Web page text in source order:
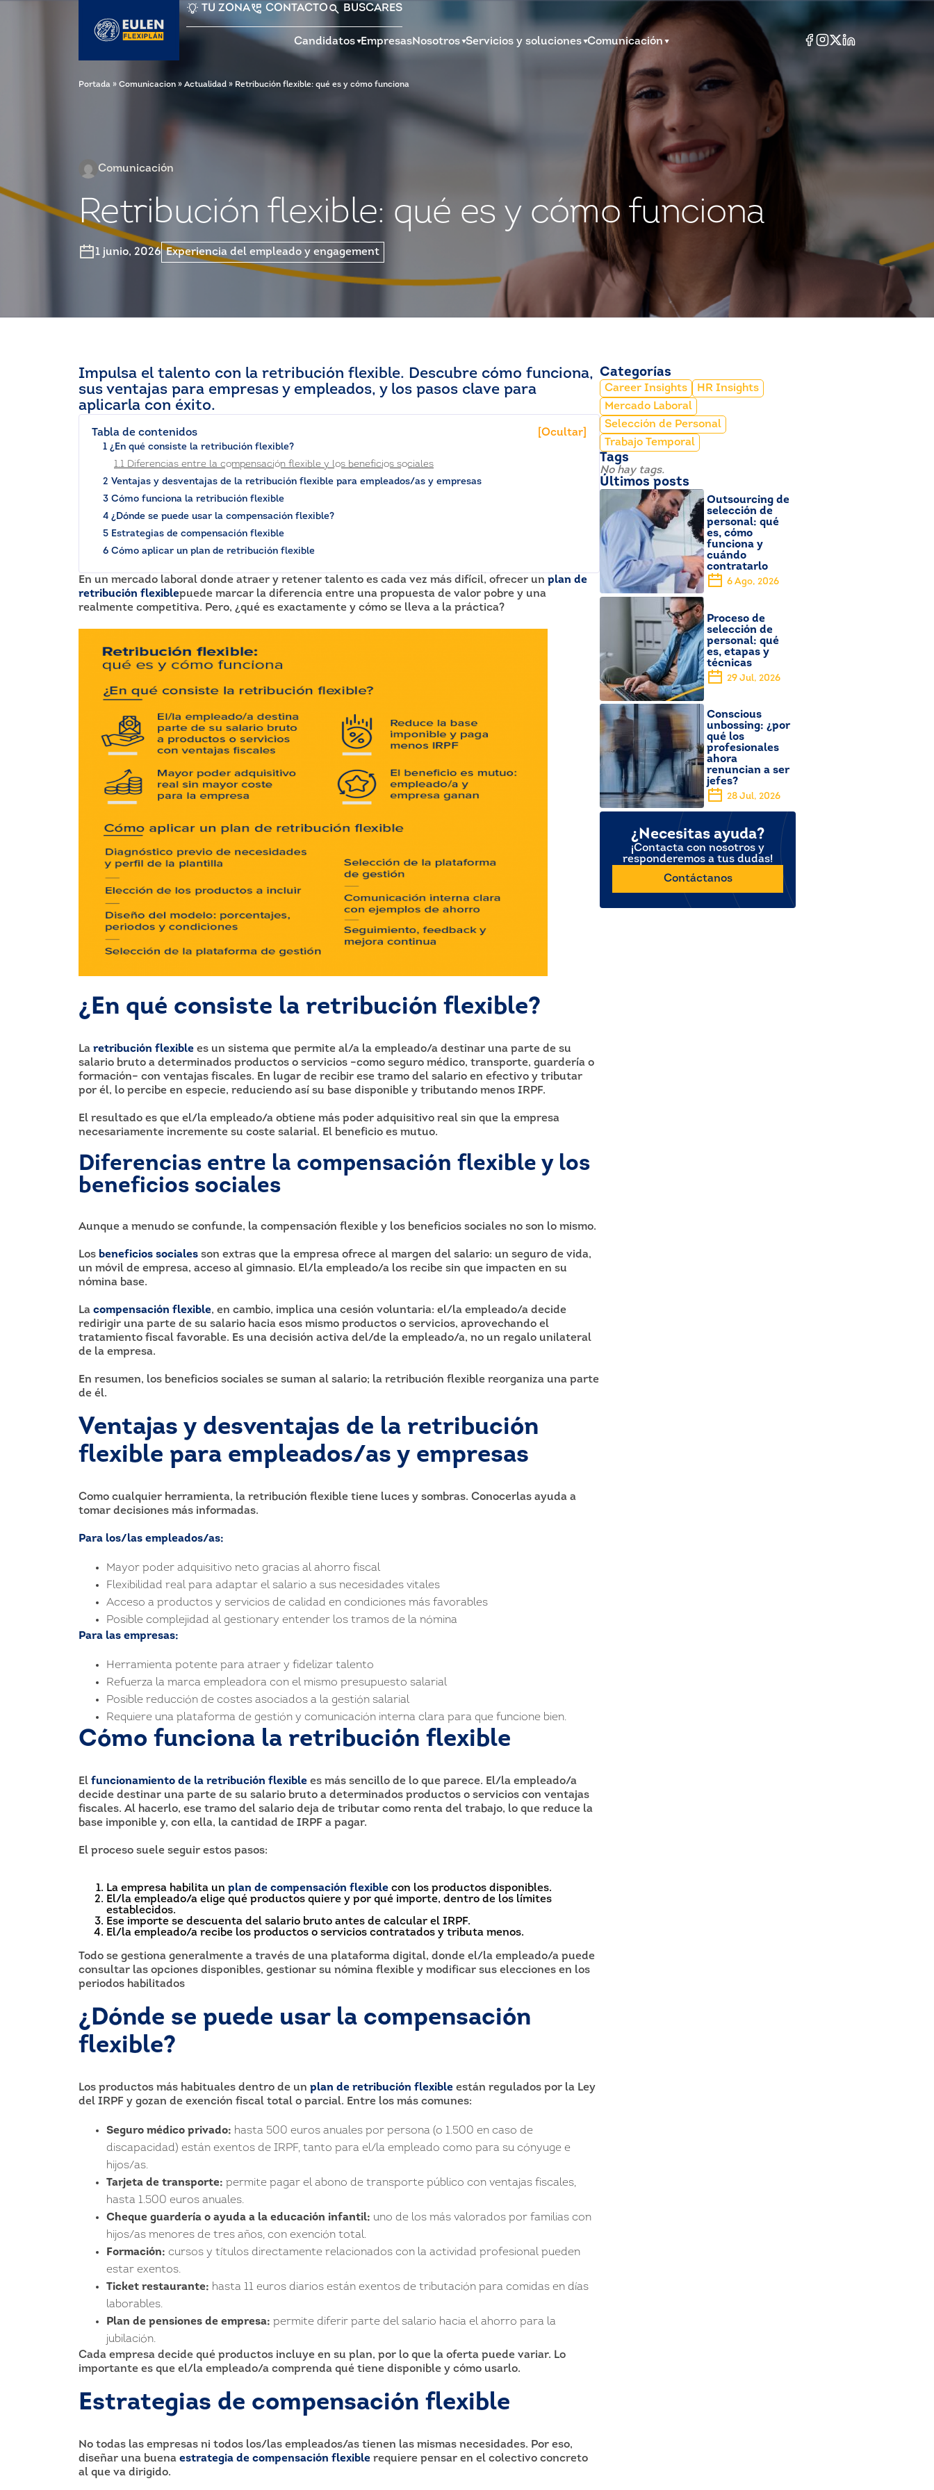
TU ZONA CONTACTO BUSCARES
Candidatos EmpresasNosotros Servicios y soluciones Comunicación
Portada » Comunicacion » Actualidad » Retribución flexible: qué es y cómo funciona
Comunicación
Retribución flexible: qué es y cómo funciona
1 junio, 2026 Experiencia del empleado y engagement
Impulsa el talento con la retribución flexible. Descubre cómo funciona,
sus ventajas para empresas y empleados, y los pasos clave para
aplicarla con éxito.
Tabla de contenidos [Ocultar]
1 ¿En qué consiste la retribución flexible?
1.1 Diferencias entre la compensación flexible y los beneficios sociales
2 Ventajas y desventajas de la retribución flexible para empleados/as y empresas
3 Cómo funciona la retribución flexible
4 ¿Dónde se puede usar la compensación flexible?
5 Estrategias de compensación flexible
6 Cómo aplicar un plan de retribución flexible
En un mercado laboral donde atraer y retener talento es cada vez más difícil, ofrecer un plan de
retribución flexiblepuede marcar la diferencia entre una propuesta de valor pobre y una
realmente competitiva. Pero, ¿qué es exactamente y cómo se lleva a la práctica?
¿En qué consiste la retribución flexible?
La retribución flexible es un sistema que permite al/a la empleado/a destinar una parte de su
salario bruto a determinados productos o servicios –como seguro médico, transporte, guardería o
formación– con ventajas fiscales. En lugar de recibir ese tramo del salario en efectivo y tributar
por él, lo percibe en especie, reduciendo así su base disponible y tributando menos IRPF.
El resultado es que el/la empleado/a obtiene más poder adquisitivo real sin que la empresa
necesariamente incremente su coste salarial. El beneficio es mutuo.
Diferencias entre la compensación flexible y los
beneficios sociales
Aunque a menudo se confunde, la compensación flexible y los beneficios sociales no son lo mismo.
Los beneficios sociales son extras que la empresa ofrece al margen del salario: un seguro de vida,
un móvil de empresa, acceso al gimnasio. El/la empleado/a los recibe sin que impacten en su
nómina base.
La compensación flexible, en cambio, implica una cesión voluntaria: el/la empleado/a decide
redirigir una parte de su salario hacia esos mismo productos o servicios, aprovechando el
tratamiento fiscal favorable. Es una decisión activa del/de la empleado/a, no un regalo unilateral
de la empresa.
En resumen, los beneficios sociales se suman al salario; la retribución flexible reorganiza una parte
de él.
Ventajas y desventajas de la retribución
flexible para empleados/as y empresas
Como cualquier herramienta, la retribución flexible tiene luces y sombras. Conocerlas ayuda a
tomar decisiones más informadas.
Para los/las empleados/as:
Mayor poder adquisitivo neto gracias al ahorro fiscal
Flexibilidad real para adaptar el salario a sus necesidades vitales
Acceso a productos y servicios de calidad en condiciones más favorables
Posible complejidad al gestionary entender los tramos de la nómina
Para las empresas:
Herramienta potente para atraer y fidelizar talento
Refuerza la marca empleadora con el mismo presupuesto salarial
Posible reducción de costes asociados a la gestión salarial
Requiere una plataforma de gestión y comunicación interna clara para que funcione bien.
Cómo funciona la retribución flexible
El funcionamiento de la retribución flexible es más sencillo de lo que parece. El/la empleado/a
decide destinar una parte de su salario bruto a determinados productos o servicios con ventajas
fiscales. Al hacerlo, ese tramo del salario deja de tributar como renta del trabajo, lo que reduce la
base imponible y, con ella, la cantidad de IRPF a pagar.
El proceso suele seguir estos pasos:
La empresa habilita un plan de compensación flexible con los productos disponibles.
El/la empleado/a elige qué productos quiere y por qué importe, dentro de los límites
establecidos.
Ese importe se descuenta del salario bruto antes de calcular el IRPF.
El/la empleado/a recibe los productos o servicios contratados y tributa menos.
Todo se gestiona generalmente a través de una plataforma digital, donde el/la empleado/a puede
consultar las opciones disponibles, gestionar su nómina flexible y modificar sus elecciones en los
periodos habilitados
¿Dónde se puede usar la compensación
flexible?
Los productos más habituales dentro de un plan de retribución flexible están regulados por la Ley
del IRPF y gozan de exención fiscal total o parcial. Entre los más comunes:
Seguro médico privado: hasta 500 euros anuales por persona (o 1.500 en caso de
discapacidad) están exentos de IRPF, tanto para el/la empleado como para su cónyuge e
hijos/as.
Tarjeta de transporte: permite pagar el abono de transporte público con ventajas fiscales,
hasta 1.500 euros anuales.
Cheque guardería o ayuda a la educación infantil: uno de los más valorados por familias con
hijos/as menores de tres años, con exención total.
Formación: cursos y títulos directamente relacionados con la actividad profesional pueden
estar exentos.
Ticket restaurante: hasta 11 euros diarios están exentos de tributación para comidas en días
laborables.
Plan de pensiones de empresa: permite diferir parte del salario hacia el ahorro para la
jubilación.
Cada empresa decide qué productos incluye en su plan, por lo que la oferta puede variar. Lo
importante es que el/la empleado/a comprenda qué tiene disponible y cómo usarlo.
Estrategias de compensación flexible
No todas las empresas ni todos los/las empleados/as tienen las mismas necesidades. Por eso,
diseñar una buena estrategia de compensación flexible requiere pensar en el colectivo concreto
al que va dirigido.
Categorías
Career Insights
HR Insights
Mercado Laboral
Selección de Personal
Trabajo Temporal
Tags
No hay tags.
Últimos posts
Outsourcing de
selección de
personal: qué
es, cómo
funciona y
cuándo
contratarlo
6 Ago, 2026
Proceso de
selección de
personal: qué
es, etapas y
técnicas
29 Jul, 2026
Conscious
unbossing: ¿por
qué los
profesionales
ahora
renuncian a ser
jefes?
28 Jul, 2026
¿Necesitas ayuda?
¡Contacta con nosotros y
responderemos a tus dudas!
Contáctanos